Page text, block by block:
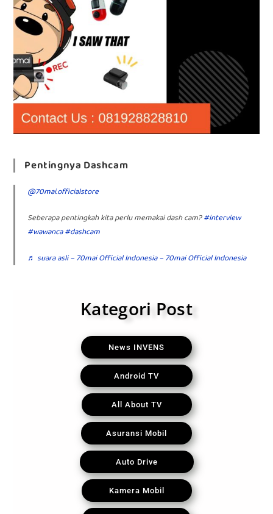
Pentingnya Dashcam
@70mai.officialstore
Seberapa pentingkah kita perlu memakai dash cam?#interview
#wawanca#dashcam
♬ suara asli – 70mai Official Indonesia – 70mai Official Indonesia
Kategori Post
News INVENS
Android TV
All About TV
Asuransi Mobil
Auto Drive
Kamera Mobil